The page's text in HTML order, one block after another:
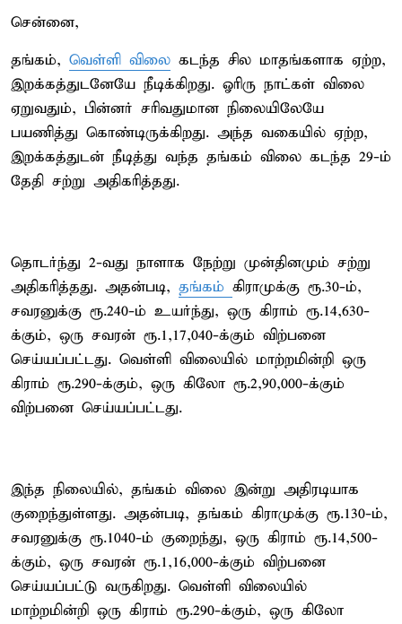
சென்னை,
தங்கம், வெள்ளி விலை கடந்த சில மாதங்களாக ஏற்ற,
இறக்கத்துடனேயே நீடிக்கிறது. ஓரிரு நாட்கள் விலை
ஏறுவதும், பின்னர் சரிவதுமான நிலையிலேயே
பயணித்து கொண்டிருக்கிறது. அந்த வகையில் ஏற்ற,
இறக்கத்துடன் நீடித்து வந்த தங்கம் விலை கடந்த 29-ம்
தேதி சற்று அதிகரித்தது.
தொடர்ந்து 2-வது நாளாக நேற்று முன்தினமும் சற்று
அதிகரித்தது. அதன்படி, தங்கம் கிராமுக்கு ரூ.30-ம்,
சவரனுக்கு ரூ.240-ம் உயர்ந்து, ஒரு கிராம் ரூ.14,630-
க்கும், ஒரு சவரன் ரூ.1,17,040-க்கும் விற்பனை
செய்யப்பட்டது. வெள்ளி விலையில் மாற்றமின்றி ஒரு
கிராம் ரூ.290-க்கும், ஒரு கிலோ ரூ.2,90,000-க்கும்
விற்பனை செய்யப்பட்டது.
இந்த நிலையில், தங்கம் விலை இன்று அதிரடியாக
குறைந்துள்ளது. அதன்படி, தங்கம் கிராமுக்கு ரூ.130-ம்,
சவரனுக்கு ரூ.1040-ம் குறைந்து, ஒரு கிராம் ரூ.14,500-
க்கும், ஒரு சவரன் ரூ.1,16,000-க்கும் விற்பனை
செய்யப்பட்டு வருகிறது. வெள்ளி விலையில்
மாற்றமின்றி ஒரு கிராம் ரூ.290-க்கும், ஒரு கிலோ